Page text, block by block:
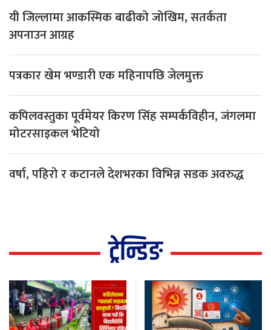
यी जिल्लामा आकस्मिक बाढीको जोखिम, सतर्कता
अपनाउन आग्रह
पत्रकार खेम भण्डारी एक महिनापछि जेलमुक्त
कपिलवस्तुका पूर्वमेयर किरण सिंह सम्पर्कविहीन, जंगलमा
मोटरसाइकल भेटियो
वर्षा, पहिरो र कटानले देशभरका विभिन्न सडक अवरुद्ध
ट्रेन्डिङ